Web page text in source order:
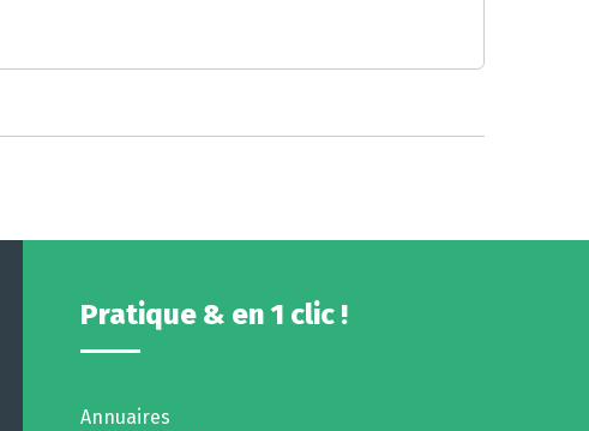
Pratique & en 1 clic !
Annuaires